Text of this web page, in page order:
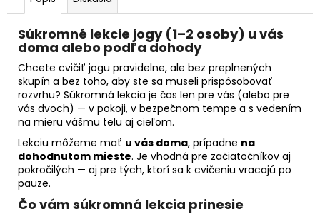
Súkromné lekcie jogy (1–2 osoby) u vás
doma alebo podľa dohody
Chcete cvičiť jogu pravidelne, ale bez preplnených
skupín a bez toho, aby ste sa museli prispôsobovať
rozvrhu? Súkromná lekcia je čas len pre vás (alebo pre
vás dvoch) — v pokoji, v bezpečnom tempe a s vedením
na mieru vášmu telu aj cieľom.
Lekciu môžeme mať u vás doma, prípadne na
dohodnutom mieste. Je vhodná pre začiatočníkov aj
pokročilých — aj pre tých, ktorí sa k cvičeniu vracajú po
pauze.
Čo vám súkromná lekcia prinesie
p
o
r
ú
č
a
m
e
BOHYŇA
BIELEHO
ALTAJA
/
100